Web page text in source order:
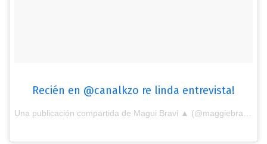
Recién en @canalkzo re linda entrevista!